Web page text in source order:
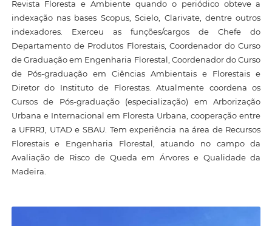
Revista Floresta e Ambiente quando o periódico obteve a
indexação nas bases Scopus, Scielo, Clarivate, dentre outros
indexadores. Exerceu as funções/cargos de Chefe do
Departamento de Produtos Florestais, Coordenador do Curso
de Graduação em Engenharia Florestal, Coordenador do Curso
de Pós-graduação em Ciências Ambientais e Florestais e
Diretor do Instituto de Florestas. Atualmente coordena os
Cursos de Pós-graduação (especialização) em Arborização
Urbana e Internacional em Floresta Urbana, cooperação entre
a UFRRJ, UTAD e SBAU. Tem experiência na área de Recursos
Florestais e Engenharia Florestal, atuando no campo da
Avaliação de Risco de Queda em Árvores e Qualidade da
Madeira.